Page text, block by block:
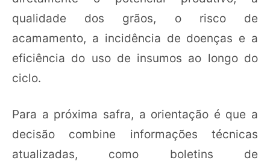
qualidade dos grãos, o risco de
acamamento, a incidência de doenças e a
eficiência do uso de insumos ao longo do
ciclo.
Para a próxima safra, a orientação é que a
decisão combine informações técnicas
atualizadas, como boletins de